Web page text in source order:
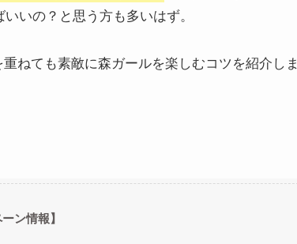
いの？と思う方も多いはず。
ねても素敵に森ガールを楽しむコツを紹介しま
ン情報】